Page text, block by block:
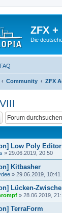
ZFX +
Die
FAQ
Community ZFX
Low Poly
» 29.06.2019, 20:50
Kitbasher
» 29.06.2019, 10:41
Lücken-
» 28.06.2019,
TerraForm